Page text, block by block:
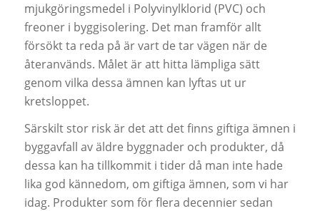
mjukgöringsmedel i Polyvinylklorid (PVC) och
freoner i byggisolering. Det man framför allt
försökt ta reda på är vart de tar vägen när de
återanvänds. Målet är att hitta lämpliga sätt
genom vilka dessa ämnen kan lyftas ut ur
kretsloppet.
Särskilt stor risk är det att det finns giftiga ämnen i
byggavfall av äldre byggnader och produkter, då
dessa kan ha tillkommit i tider då man inte hade
lika god kännedom, om giftiga ämnen, som vi har
idag. Produkter som för flera decennier sedan